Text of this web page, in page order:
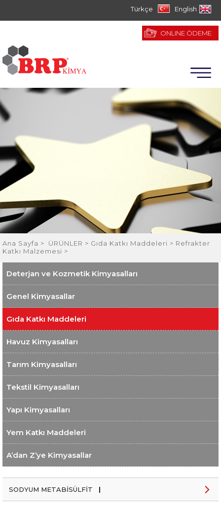
Türkçe English
ONLINE ÖDEME
Ana Sayfa > ÜRÜNLER > Gıda Katkı Maddeleri > Refrakter
Katkı Malzemesi >
Deterjan ve Kozmetik Kimyasalları
Genel Kimyasallar
Gıda Katkı Maddeleri
Havuz Kimyasalları
Tarım Kimyasalları
Tekstil Kimyasalları
Yapı Kimyasalları
Yem Katkı Maddeleri
A’dan Z’ye Kimyasallar
SODYUM METABİSÜLFİT |